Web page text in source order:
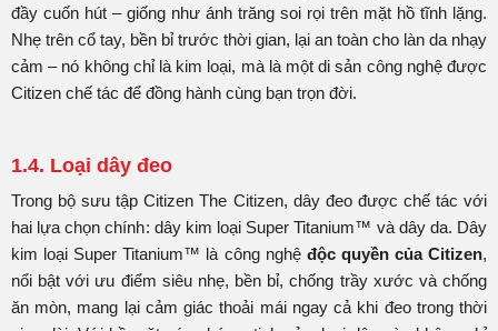
đầy cuốn hút – giống như ánh trăng soi rọi trên mặt hồ tĩnh lặng.
Nhẹ trên cổ tay, bền bỉ trước thời gian, lại an toàn cho làn da nhạy
cảm – nó không chỉ là kim loại, mà là một di sản công nghệ được
Citizen chế tác để đồng hành cùng bạn trọn đời.
1.4. Loại dây đeo
Trong bộ sưu tập Citizen The Citizen, dây đeo được chế tác với
hai lựa chọn chính: dây kim loại Super Titanium™ và dây da. Dây
kim loại Super Titanium™ là công nghệ độc quyền của Citizen,
nổi bật với ưu điểm siêu nhẹ, bền bỉ, chống trầy xước và chống
ăn mòn, mang lại cảm giác thoải mái ngay cả khi đeo trong thời